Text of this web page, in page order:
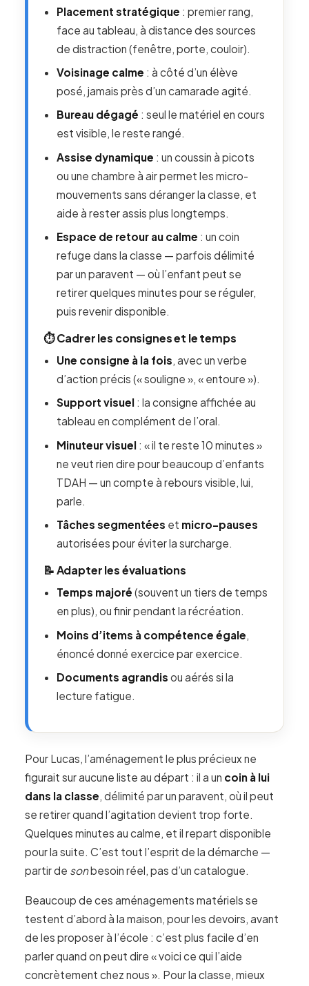
Placement stratégique : premier rang,
face au tableau, à distance des sources
de distraction (fenêtre, porte, couloir).
Voisinage calme : à côté d’un élève
posé, jamais près d’un camarade agité.
Bureau dégagé : seul le matériel en cours
est visible, le reste rangé.
Assise dynamique : un coussin à picots
ou une chambre à air permet les micro-
mouvements sans déranger la classe, et
aide à rester assis plus longtemps.
Espace de retour au calme : un coin
refuge dans la classe — parfois délimité
par un paravent — où l’enfant peut se
retirer quelques minutes pour se réguler,
puis revenir disponible.
⏱️ Cadrer les consignes et le temps
Une consigne à la fois, avec un verbe
d’action précis (« souligne », « entoure »).
Support visuel: la consigne affichée au
tableau en complément de l’oral.
Minuteur visuel: « il te reste 10 minutes »
ne veut rien dire pour beaucoup d’enfants
TDAH — un compte à rebours visible, lui,
parle.
Tâches segmentées et micro-pauses
autorisées pour éviter la surcharge.
📝 Adapter les évaluations
Temps majoré (souvent un tiers de temps
en plus), ou finir pendant la récréation.
Moins d’items à compétence égale
énoncé donné exercice par exercice.
Documents agrandis ou aérés si la
lecture fatigue.
Pour Lucas, l’aménagement le plus précieux ne
figurait sur aucune liste au départ : il a un coin à lui
dans la classe , délimité par un paravent, où il peut
se retirer quand l’agitation devient trop forte.
Quelques minutes au calme, et il repart disponible
pour la suite. C’est tout l’esprit de la démarche —
partir de sonbesoin réel, pas d’un catalogue.
Beaucoup de ces aménagements matériels se
testent d’abord à la maison, pour les devoirs, avant
de les proposer à l’école : c’est plus facile d’en
parler quand on peut dire « voici ce qui l’aide
concrètement chez nous ». Pour la classe, mieux